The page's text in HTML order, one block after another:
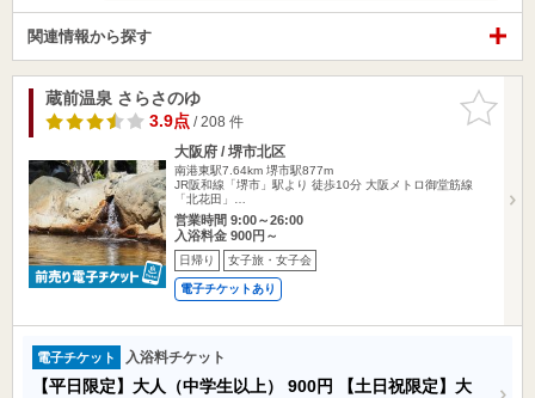
関連情報から探す
お気に入
りに追加
蔵前温泉 さらさのゆ
3.9点/ 208 件
大阪府 / 堺市北区
南港東駅7.64km 堺市駅877m
JR阪和線「堺市」駅より 徒歩10分 大阪メトロ御堂筋線
「北花田」…
営業時間 9:00～26:00
入浴料金 900円～
日帰り 女子旅・女子会
電子チケットあり
電子チケット 入浴料チケット
【平日限定】大人（中学生以上） 900円
【土日祝限定】大